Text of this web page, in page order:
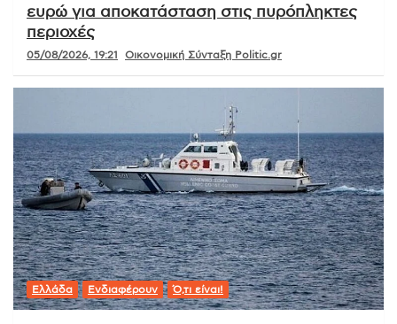
ευρώ για αποκατάσταση στις πυρόπληκτες
περιοχές
05/08/2026, 19:21 Οικονομική Σύνταξη Politic.gr
Ελλάδα Ενδιαφέρουν Ό,τι είναι!